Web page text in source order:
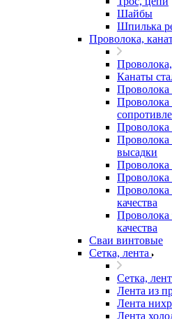
Шайбы
Шпилька
Проволока,
Канаты
Проволока
Проволока
Проволока
Проволока
высадки
Проволока
Проволока
качества
Проволока
качества
Сваи винтовые
Сетка, лента
Сетка,
Лента из
Лента
Лента